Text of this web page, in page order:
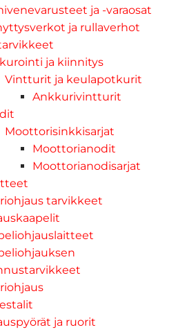
ja -varaosat
ja rullaverhot
ja kiinnitys
Vintturit ja keulapotkurit
Ankkurivintturit
Moottorisinkkisarjat
Moottorianodit
Moottorianodisarjat
tarvikkeet
ja ruorit